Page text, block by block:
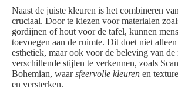
Naast de juiste kleuren is het combineren
cruciaal. Door te kiezen voor materialen
gordijnen of hout voor de tafel, kunnen
toevoegen aan de ruimte. Dit doet niet
esthetiek, maar ook voor de beleving van
verschillende stijlen te verkennen, zoals
Bohemian, waarsfeervolle kleuren en
en versterken.